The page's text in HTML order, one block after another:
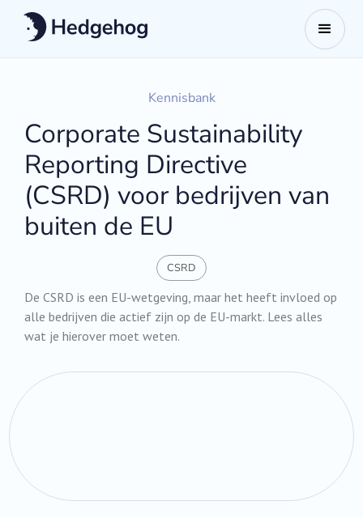
Kennisbank
Corporate Sustainability
Reporting Directive
(CSRD) voor bedrijven van
buiten de EU
CSRD
De CSRD is een EU-wetgeving, maar het heeft invloed op
alle bedrijven die actief zijn op de EU-markt. Lees alles
wat je hierover moet weten.